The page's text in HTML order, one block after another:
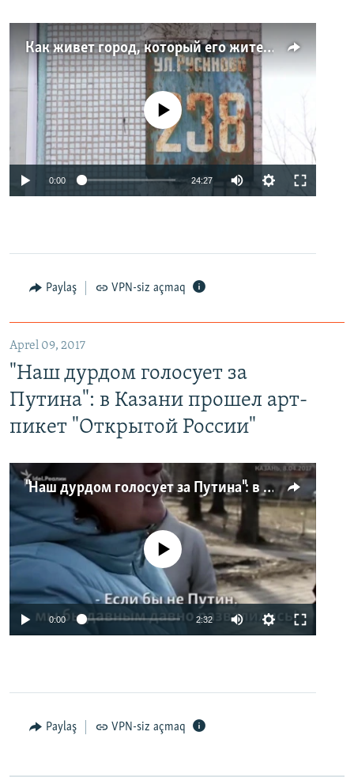
Как живет город, который его жители никогда не видели. Неизвестная Россия
No media source currently available
0:00 24:27
Paylaş VPN-siz açmaq
Aprel 09, 2017
"Наш дурдом голосует за
Путина": в Казани прошел арт-
пикет "Открытой России"
"Наш дурдом голосует за Путина": в Казани прошел арт-пикет "Открытой России"
No media source currently available
0:00 2:32
Paylaş VPN-siz açmaq